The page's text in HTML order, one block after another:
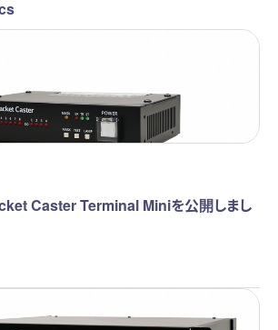
Caster Terminal Miniを公開しまし